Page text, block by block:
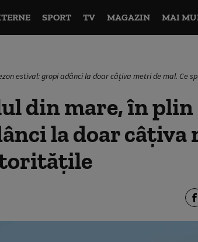
SPORT TV MAGAZIN MAI
estival: gropi adânci la doar câțiva metri de mal. Ce
din mare, în plin
la doar câțiva